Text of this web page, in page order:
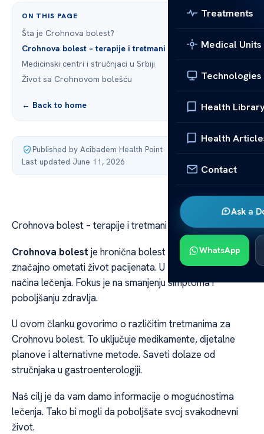
Treatments
Medical Units
Technologies
Health
Health
Contact
Ask a
WhatsApp
ON THIS PAGE
Šta je Crohnova bolest?
Crohnova bolest – terapije i tretmani
Medicinski centri i stručnjaci u Srbiji
Život sa Crohnovom bolešću
← Back to home
Published by Acibadem Health Point·
Last updated June 11, 2026
Crohnova bolest – terapije i tretmani u Srbiji
Crohnova bolest je hronična bolest creva koja može
značajno ometati život pacijenata. U Srbiji, postoji više
načina lečenja. Fokus je na smanjenju simptoma i
poboljšanju zdravlja.
U ovom članku govorimo o različitim tretmanima za
Crohnovu bolest. To uključuje medikamente, dijetalne
planove i alternativne metode. Saveti dolaze od
stručnjaka u gastroenterologiji.
Naš cilј je da vam damo informacije o mogućnostima
lečenja. Tako bi mogli da poboljšate svoj svakodnevni
život.